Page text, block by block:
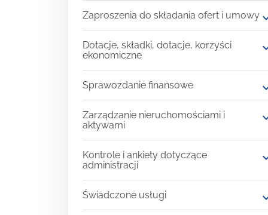
Zaproszenia do składania ofert i umowy
Dotacje, składki, dotacje, korzyści
ekonomiczne
Sprawozdanie finansowe
Zarządzanie nieruchomościami i
aktywami
Kontrole i ankiety dotyczące
administracji
Świadczone usługi